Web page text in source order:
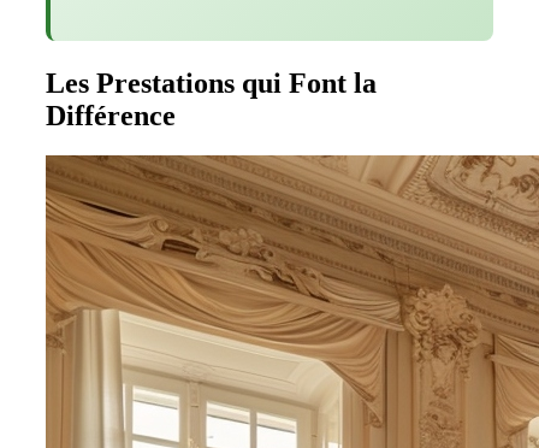
Les Prestations qui Font la
Différence